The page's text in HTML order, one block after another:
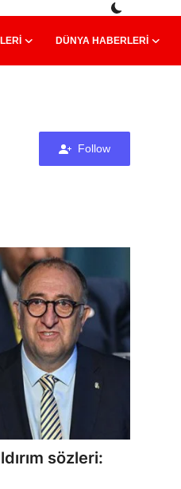
DÜNYA HABERLERI
Follow
sözleri: